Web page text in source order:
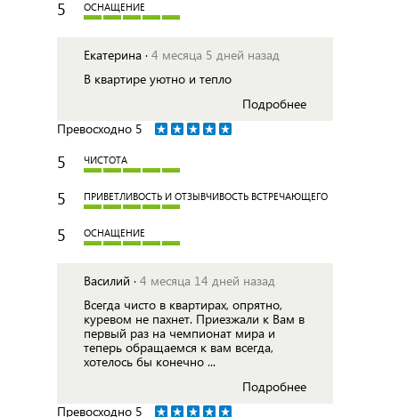
5 ОСНАЩЕНИЕ
Екатерина · 4 месяца 5 дней назад
В квартире уютно и тепло
Подробнее
Превосходно 5
5 ЧИСТОТА
5 ПРИВЕТЛИВОСТЬ И ОТЗЫВЧИВОСТЬ ВСТРЕЧАЮЩЕГО
5 ОСНАЩЕНИЕ
Василий · 4 месяца 14 дней назад
Всегда чисто в квартирах, опрятно,
куревом не пахнет. Приезжали к Вам в
первый раз на чемпионат мира и
теперь обращаемся к вам всегда,
хотелось бы конечно ...
Подробнее
Превосходно 5